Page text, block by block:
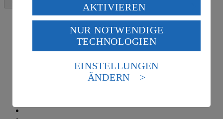
Verarbeitung deiner personenbezogenen Daten in den
USA durch Facebook und YouTube:
Wenn du auf „Aktivieren“ klickst, willigst du im Sinne
des Art. 49 Abs. 1 Satz 1 lit. a) DSGVO ein, dass deine
Daten in den USA verarbeitet werden. Der EuGH sieht
die USA als Land mit einem nach europäischen
Standards nicht angemessenen Datenschutzniveau an.
Es besteht das Risiko eines Zugriffs durch US-
Informationen zum Herausgeber der Seite findest du
AKTIVIEREN
NUR NOTWENDIGE
TECHNOLOGIEN
EINSTELLUNGEN
ÄNDERN